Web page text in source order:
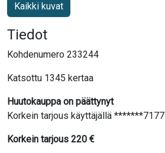
Kaikki kuvat
Tiedot
Kohdenumero 233244
Katsottu 1345 kertaa
Huutokauppa on päättynyt
Korkein tarjous käyttäjällä *******7177
Korkein tarjous 220 €